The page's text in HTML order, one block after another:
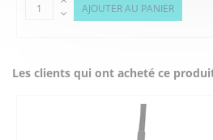
AJOUTER AU PANIER
Les clients qui ont acheté ce